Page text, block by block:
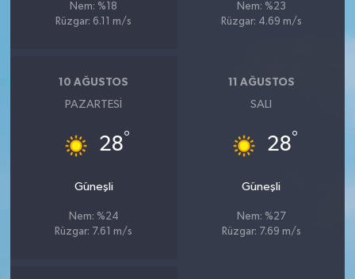
Nem: %18
Rüzgar: 6.11 m/s
Nem: %23
Rüzgar: 4.69 m/s
10 AĞUSTOS
PAZARTESI
28°
Güneşli
Nem: %24
Rüzgar: 7.61 m/s
11 AĞUSTOS
SALI
28°
Güneşli
Nem: %27
Rüzgar: 7.69 m/s